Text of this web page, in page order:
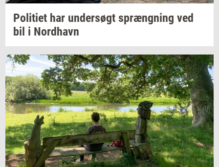
Po­li­ti­et har un­der­søgt spræng­ning ved
bil i Nord­havn